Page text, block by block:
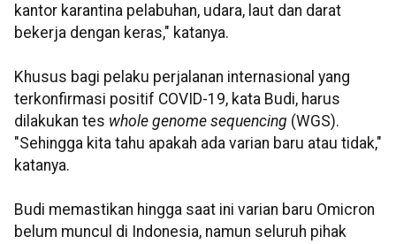
kantor karantina pelabuhan, udara, laut dan darat
bekerja dengan keras," katanya.
Khusus bagi pelaku perjalanan internasional yang
terkonfirmasi positif COVID-19, kata Budi, harus
dilakukan tes whole genome sequencing (WGS).
"Sehingga kita tahu apakah ada varian baru atau tidak,"
katanya.
Budi memastikan hingga saat ini varian baru Omicron
belum muncul di Indonesia, namun seluruh pihak